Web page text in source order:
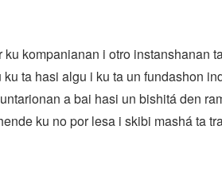
ku kompanianan i otro instanshanan
ku ta hasi algu i ku ta un fundashon
a bai hasi un bishitá den
ku no por lesa i skibi mashá ta